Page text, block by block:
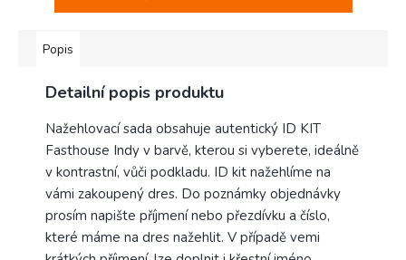
Popis
Detailní popis produktu
Nažehlovací sada obsahuje autentický ID KIT
Fasthouse Indy v barvě, kterou si vyberete, ideálně
v kontrastní, vůči podkladu. ID kit nažehlíme na
vámi zakoupený dres. Do poznámky objednávky
prosím napište příjmení nebo přezdívku a číslo,
které máme na dres nažehlit. V případě vemi